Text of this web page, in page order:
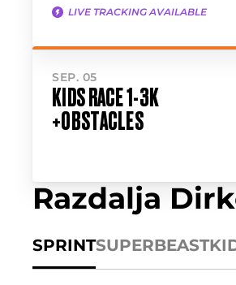
LIVE TRACKING AVAILABLE
SEP. 05
KIDS RACE 1-3K
+OBSTACLES
Razdalja
SPRINTSUPERBEAST